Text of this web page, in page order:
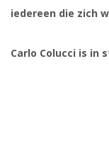
iedereen die zich
Carlo Colucci is in